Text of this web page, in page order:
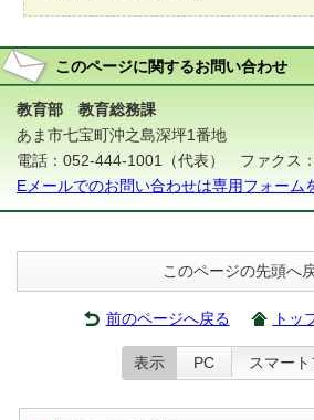
このページに関するお問い合わせ
教育部 教育総務課
あま市七宝町沖之島深坪1番地
電話：052-444-1001（代表） ファクス
Eメールでのお問い合わせは専用フォーム
このページの先頭へ
前のページへ戻る トッ
表示 PC スマー